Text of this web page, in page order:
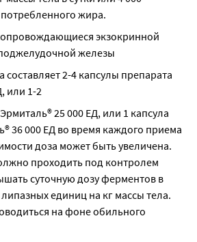
жира.
экзокринной
железы
составляет 2-4 капсулы препарата
или 1-2
25 000 ЕД, или 1 капсула
36 000 ЕД во время каждого приема
доза может быть увеличена.
проходить под контролем
суточную дозу ферментов в
единиц на кг массы тела.
на фоне обильного